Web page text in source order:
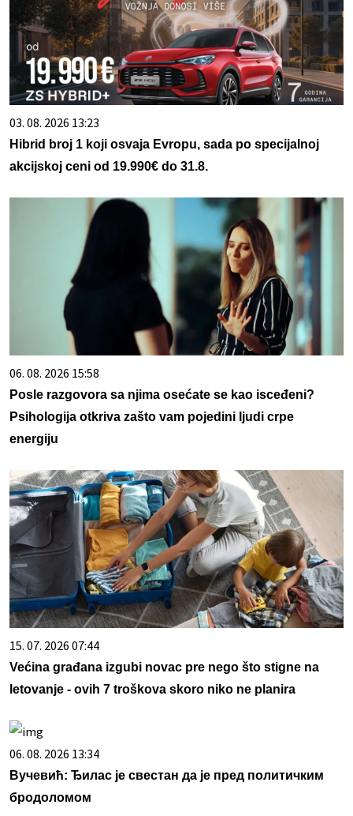
03. 08. 2026 13:23
Hibrid broj 1 koji osvaja Evropu, sada po specijalnoj
akcijskoj ceni od 19.990€ do 31.8.
06. 08. 2026 15:58
Posle razgovora sa njima osećate se kao isceđeni?
Psihologija otkriva zašto vam pojedini ljudi crpe
energiju
15. 07. 2026 07:44
Većina građana izgubi novac pre nego što stigne na
letovanje - ovih 7 troškova skoro niko ne planira
06. 08. 2026 13:34
Вучевић: Ђилас је свестан да је пред политичким
бродоломом